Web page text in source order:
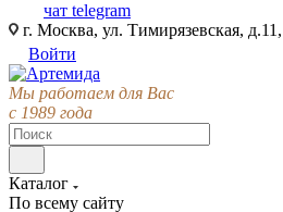
чат telegram
г. Москва, ул. Тимирязевская,
Войти
Мы работаем для Вас
с 1989 года
Каталог
По всему сайту